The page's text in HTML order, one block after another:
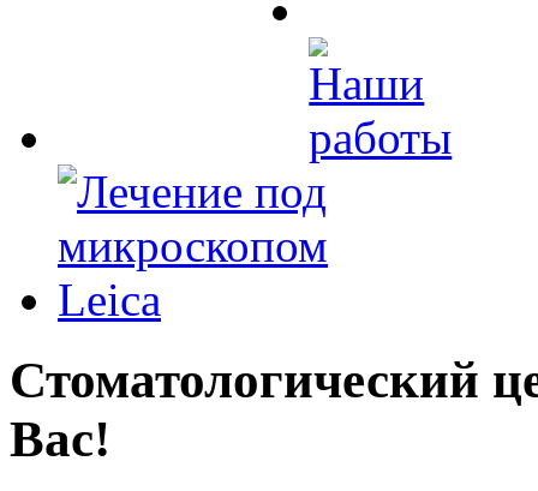
Стоматологический
Вас!